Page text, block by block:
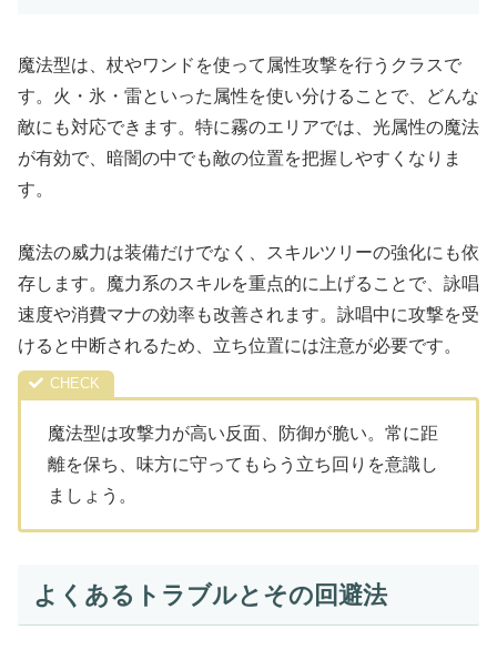
魔法型は、杖やワンドを使って属性攻撃を行うクラスで
す。火・氷・雷といった属性を使い分けることで、どんな
敵にも対応できます。特に霧のエリアでは、光属性の魔法
が有効で、暗闇の中でも敵の位置を把握しやすくなりま
す。
魔法の威力は装備だけでなく、スキルツリーの強化にも依
存します。魔力系のスキルを重点的に上げることで、詠唱
速度や消費マナの効率も改善されます。詠唱中に攻撃を受
けると中断されるため、立ち位置には注意が必要です。
魔法型は攻撃力が高い反面、防御が脆い。常に距
離を保ち、味方に守ってもらう立ち回りを意識し
ましょう。
よくあるトラブルとその回避法